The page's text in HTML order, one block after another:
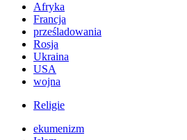
Afryka
Francja
prześladowania
Rosja
Ukraina
USA
wojna
Religie
ekumenizm